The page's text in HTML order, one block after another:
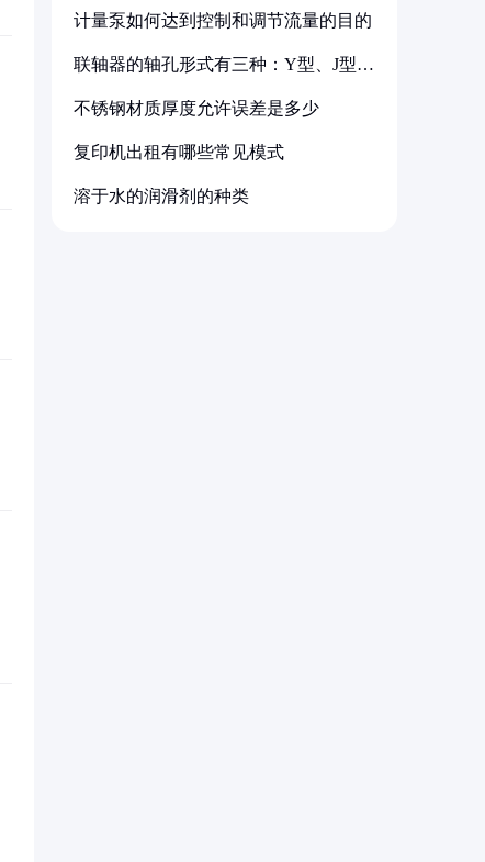
计量泵如何达到控制和调节流量的目的
联轴器的轴孔形式有三种：Y型、J型、
不锈钢材质厚度允许误差是多少
复印机出租有哪些常见模式
溶于水的润滑剂的种类